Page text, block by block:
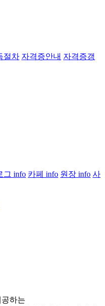
절차 자격증안내 자격증갱
그 info 카페 info 원장 info 사
하는